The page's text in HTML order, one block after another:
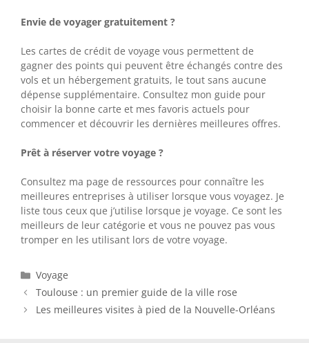
Envie de voyager gratuitement ?
Les cartes de crédit de voyage vous permettent de
gagner des points qui peuvent être échangés contre des
vols et un hébergement gratuits, le tout sans aucune
dépense supplémentaire. Consultez mon guide pour
choisir la bonne carte et mes favoris actuels pour
commencer et découvrir les dernières meilleures offres.
Prêt à réserver votre voyage ?
Consultez ma page de ressources pour connaître les
meilleures entreprises à utiliser lorsque vous voyagez. Je
liste tous ceux que j’utilise lorsque je voyage. Ce sont les
meilleurs de leur catégorie et vous ne pouvez pas vous
tromper en les utilisant lors de votre voyage.
Catégories
Voyage
Toulouse : un premier guide de la ville rose
Les meilleures visites à pied de la Nouvelle-Orléans